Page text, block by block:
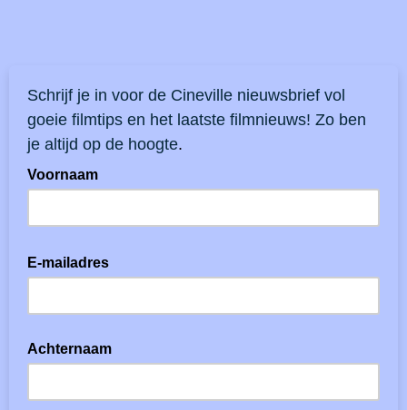
Schrijf je in voor de Cineville nieuwsbrief vol
goeie filmtips en het laatste filmnieuws! Zo ben
je altijd op de hoogte.
Voornaam
E-mailadres
Achternaam